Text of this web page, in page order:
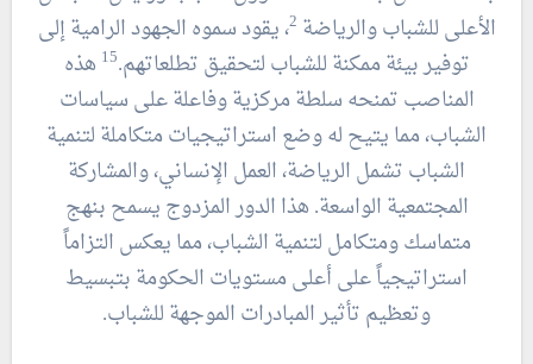
الأعلى للشباب والرياضة 2، يقود سموه الجهود الرامية إلى
توفير بيئة ممكنة للشباب لتحقيق تطلعاتهم.15 هذه
المناصب تمنحه سلطة مركزية وفاعلة على سياسات
الشباب، مما يتيح له وضع استراتيجيات متكاملة لتنمية
الشباب تشمل الرياضة، العمل الإنساني، والمشاركة
المجتمعية الواسعة. هذا الدور المزدوج يسمح بنهج
متماسك ومتكامل لتنمية الشباب، مما يعكس التزاماً
استراتيجياً على أعلى مستويات الحكومة بتبسيط
وتعظيم تأثير المبادرات الموجهة للشباب.